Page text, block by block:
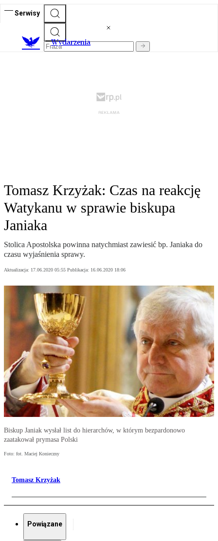
Serwisy
Wydarzenia
Tomasz Krzyżak: Czas na reakcję
Watykanu w sprawie biskupa
Janiaka
Stolica Apostolska powinna natychmiast zawiesić bp. Janiaka do
czasu wyjaśnienia sprawy.
Aktualizacja: 17.06.2020 05:55 Publikacja: 16.06.2020 18:06
Biskup Janiak wysłał list do hierarchów, w którym bezpardonowo
zaatakował prymasa Polski
Foto: fot. Maciej Konieczny
Tomasz Krzyżak
Powiązane